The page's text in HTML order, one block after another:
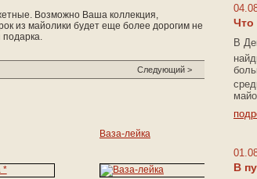
Возможно Ваша коллекция,
из майолики будет еще более дорогим не
Следующий >
Ваза-лейка
Что
В
В